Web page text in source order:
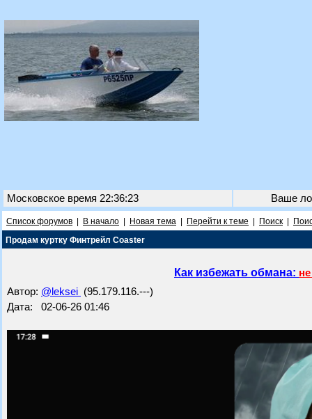
Московское время 22:36:23 Ваше
Список форумов В начало Новая тема Перейти к теме Поиск
Продам куртку Финтрейл Coaster
Как избежать обмана:
Автор: @leksei (95.179.116.---)
Дата: 02-06-26 01:46